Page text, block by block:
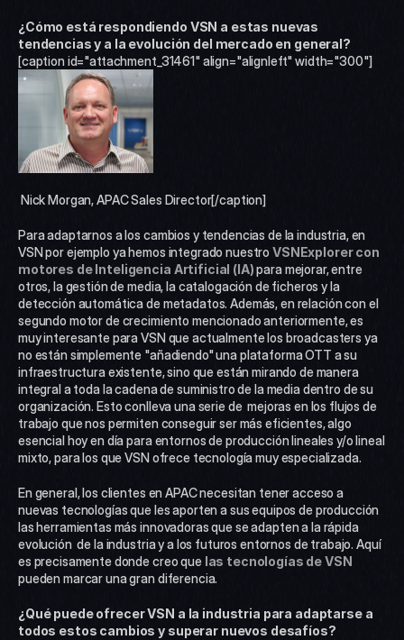
¿Cómo está respondiendo VSN a estas nuevas
tendencias y a la evolución del mercado en general?
[caption id="attachment_31461" align="alignleft" width="300"]
Nick Morgan, APAC Sales Director[/caption]
Para adaptarnos a los cambios y tendencias de la industria, en
VSN por ejemplo ya hemos integrado nuestro VSNExplorer con
motores de Inteligencia Artificial (IA) para mejorar, entre
otros, la gestión de media, la catalogación de ficheros y la
detección automática de metadatos. Además, en relación con el
segundo motor de crecimiento mencionado anteriormente, es
muy interesante para VSN que actualmente los broadcasters ya
no están simplemente "añadiendo" una plataforma OTT a su
infraestructura existente, sino que están mirando de manera
integral a toda la cadena de suministro de la media dentro de su
organización. Esto conlleva una serie de  mejoras en los flujos de
trabajo que nos permiten conseguir ser más eficientes, algo
esencial hoy en día para entornos de producción lineales y/o lineal
mixto, para los que VSN ofrece tecnología muy especializada.
En general, los clientes en APAC necesitan tener acceso a
nuevas tecnologías que les aporten a sus equipos de producción
las herramientas más innovadoras que se adapten a la rápida
evolución  de la industria y a los futuros entornos de trabajo. Aquí
es precisamente donde creo que
pueden marcar una gran diferencia.
¿Qué puede ofrecer VSN a la industria para adaptarse a
todos estos cambios y superar nuevos desafíos?